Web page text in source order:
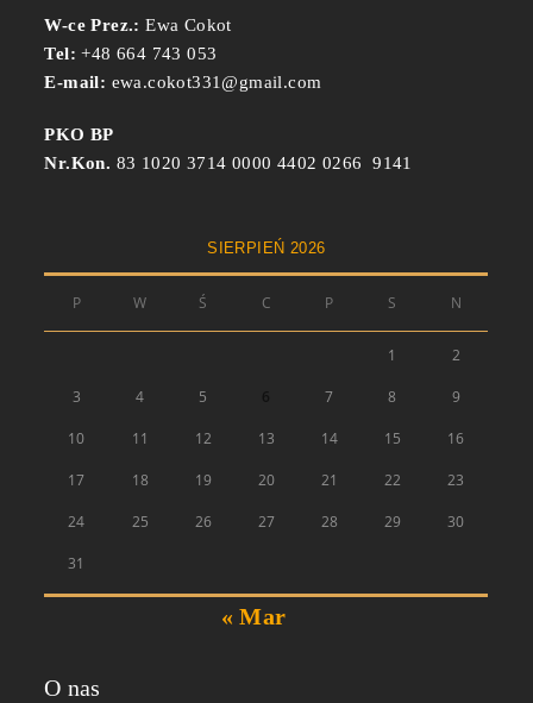
W-ce Prez.: Ewa Cokot
Tel: +48 664 743 053
E-mail: ewa.cokot331@gmail.com
PKO BP
Nr.Kon. 83 1020 3714 0000 4402 0266 9141
SIERPIEŃ 2026
P W Ś C P S N
1 2
3 4 5 7 8 9
10 11 12 13 14 15 16
17 18 19 20 21 22 23
24 25 26 27 28 29 30
31
« Mar
O nas